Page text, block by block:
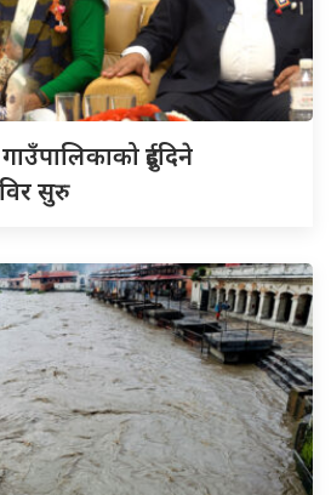
दुईदिने
सुरु